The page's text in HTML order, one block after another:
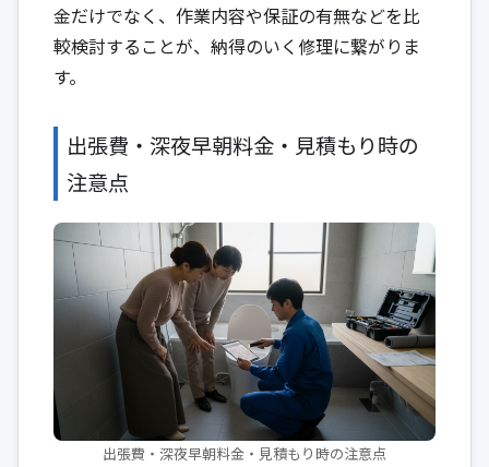
金だけでなく、作業内容や保証の有無などを比
較検討することが、納得のいく修理に繋がりま
す。
出張費・深夜早朝料金・見積もり時の
注意点
出張費・深夜早朝料金・見積もり時の注意点